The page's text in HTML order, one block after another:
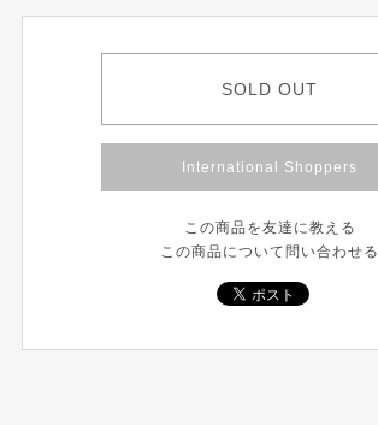
SOLD OUT
International Shoppers
この商品を友達に教える
この商品について問い合わせる